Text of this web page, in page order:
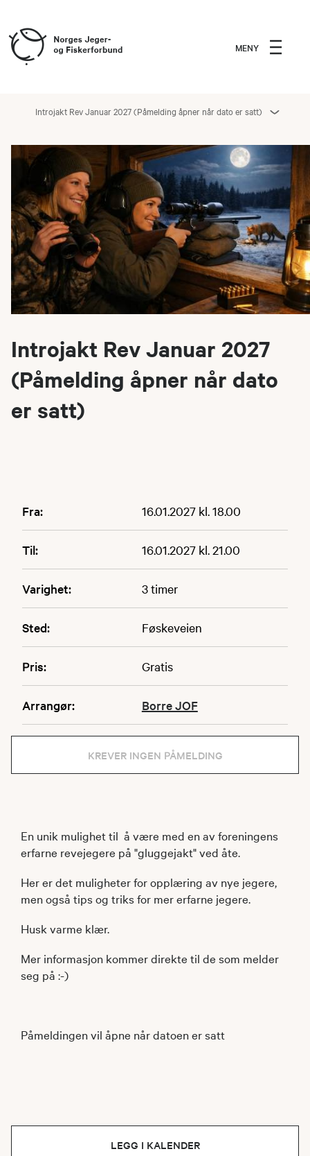
MENY
Introjakt Rev Januar 2027 (Påmelding åpner når dato er satt)
Introjakt Rev Januar 2027
(Påmelding åpner når dato
er satt)
Fra: 16.01.2027 kl. 18.00
Til: 16.01.2027 kl. 21.00
Varighet: 3 timer
Sted: Føskeveien
Pris: Gratis
Arrangør: Borre JOF
KREVER INGEN PÅMELDING
En unik mulighet til å være med en av foreningens
erfarne revejegere på "gluggejakt" ved åte.
Her er det muligheter for opplæring av nye jegere,
men også tips og triks for mer erfarne jegere.
Husk varme klær.
Mer informasjon kommer direkte til de som melder
seg på :-)
Påmeldingen vil åpne når datoen er satt
LEGG I KALENDER